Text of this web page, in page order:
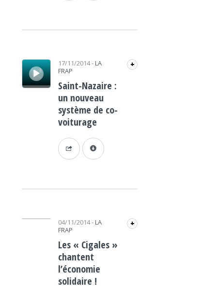
Lecteur audio 17/11/2014- LA
FRAP
+
Saint-Nazaire :
un nouveau
système de co-
voiturage
Lecteur audio 04/11/2014- LA
FRAP
+
Les « Cigales »
chantent
l’économie
solidaire !